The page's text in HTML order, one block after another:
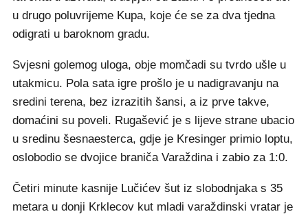
u drugo poluvrijeme Kupa, koje će se za dva tjedna
odigrati u baroknom gradu.
Svjesni golemog uloga, obje momčadi su tvrdo ušle u
utakmicu. Pola sata igre prošlo je u nadigravanju na
sredini terena, bez izrazitih šansi, a iz prve takve,
domaćini su poveli. Rugašević je s lijeve strane ubacio
u sredinu šesnaesterca, gdje je Kresinger primio loptu,
oslobodio se dvojice braniča Varaždina i zabio za 1:0.
Četiri minute kasnije Lučićev šut iz slobodnjaka s 35
metara u donji Krklecov kut mladi varaždinski vratar je